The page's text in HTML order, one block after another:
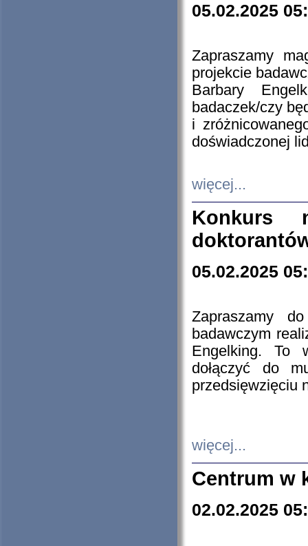
05.02.2025
Zapraszamy
projekcie
Barbary
badaczek/czy
i
doświadczonej
więcej...
Konkurs
05.02.2025
Zapraszamy
badawczym
Engelking. To
dołączyć do
przedsięwzięciu
więcej...
Centrum w
02.02.2025